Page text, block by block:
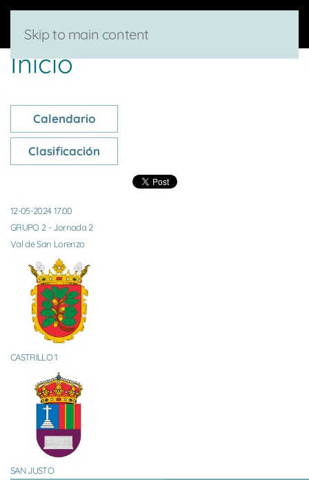
Skip to main content
Inicio
Calendario
Clasificación
12-05-2024 17:00
GRUPO 2 - Jornada 2
Val de San Lorenzo
CASTRILLO 1
SAN JUSTO